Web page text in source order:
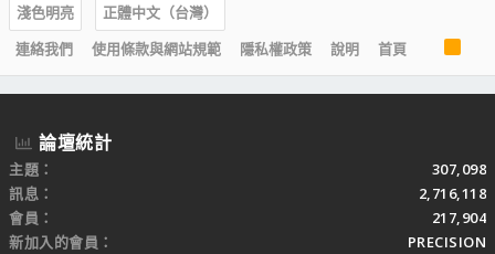
淺色明亮
正體中文（台灣）
連絡我們
使用條款與網站規範 隱私權政策 說明 首頁
R
S
S
論壇統計
主題
307,098
訊息
2,716,118
會員
217,904
新加入的會員
PRECISION